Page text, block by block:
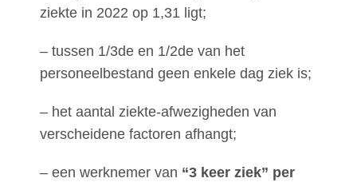
ziekte in 2022 op 1,31 ligt;
– tussen 1/3de en 1/2de van het
personeelbestand geen enkele dag ziek is;
– het aantal ziekte-afwezigheden van
verscheidene factoren afhangt;
– een werknemer van “3 keer ziek” per